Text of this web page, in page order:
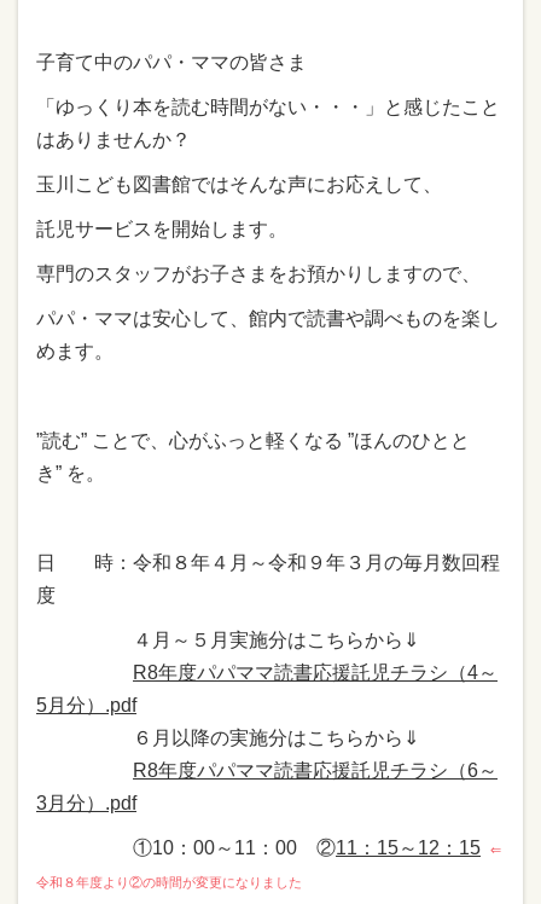
子育て中のパパ・ママの皆さま
「ゆっくり本を読む時間がない・・・」と感じたこと
はありませんか？
玉川こども図書館ではそんな声にお応えして、
託児サービスを開始します。
専門のスタッフがお子さまをお預かりしますので、
パパ・ママは安心して、館内で読書や調べものを楽し
めます。
”読む” ことで、心がふっと軽くなる ”ほんのひとと
き” を。
日 時：令和８年４月～令和９年３月の毎月数回程
度
４月～５月実施分はこちらから⇓
R8年度パパママ読書応援託児チラシ（4～
5月分）.pdf
６月以降の実施分はこちらから⇓
R8年度パパママ読書応援託児チラシ（6～
3月分）.pdf
①10：00～11：00 ②11：15～12：15 ⇐
令和８年度より②の時間が変更になりました